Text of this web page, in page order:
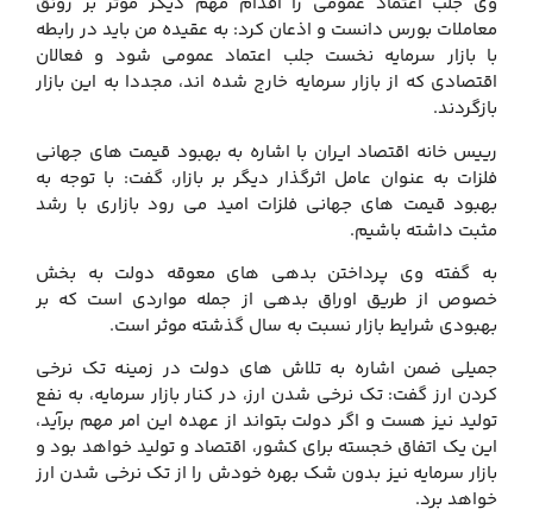
معاملات بورس دانست و اذعان کرد: به عقیده من باید در رابطه
با بازار سرمایه نخست جلب اعتماد عمومی شود و فعالان
اقتصادی که از بازار سرمایه خارج شده اند، مجددا به این بازار
بازگردند.
رییس خانه اقتصاد ایران با اشاره به بهبود قیمت های جهانی
فلزات به عنوان عامل اثرگذار دیگر بر بازار، گفت: با توجه به
بهبود قیمت های جهانی فلزات امید می رود بازاری با رشد
مثبت داشته باشیم.
به گفته وی پرداختن بدهی های معوقه دولت به بخش
خصوص از طریق اوراق بدهی از جمله مواردی است که بر
بهبودی شرایط بازار نسبت به سال گذشته موثر است.
جمیلی ضمن اشاره به تلاش های دولت در زمینه تک نرخی
کردن ارز گفت: تک نرخی شدن ارز، در کنار بازار سرمایه، به نفع
تولید نیز هست و اگر دولت بتواند از عهده این امر مهم برآید،
این یک اتفاق خجسته برای کشور، اقتصاد و تولید خواهد بود و
بازار سرمایه نیز بدون شک بهره خودش را از تک نرخی شدن ارز
خواهد برد.